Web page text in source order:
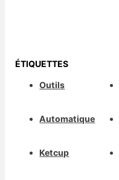
ÉTIQUETTES
Outils
Automatique
Ketcup